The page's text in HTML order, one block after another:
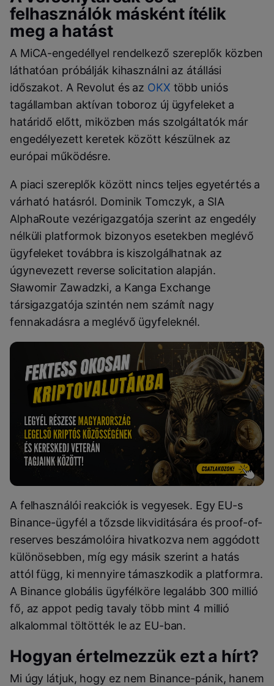
felhasználók másként ítélik
meg a hatást
A MiCA-engedéllyel rendelkező szereplők közben
láthatóan próbálják kihasználni az átállási
időszakot. A Revolut és az OKX több uniós
tagállamban aktívan toboroz új ügyfeleket a
határidő előtt, miközben más szolgáltatók már
engedélyezett keretek között készülnek az
európai működésre.
A piaci szereplők között nincs teljes egyetértés a
várható hatásról. Dominik Tomczyk, a SIA
AlphaRoute vezérigazgatója szerint az engedély
nélküli platformok bizonyos esetekben meglévő
ügyfeleket továbbra is kiszolgálhatnak az
úgynevezett reverse solicitation alapján.
Sławomir Zawadzki, a Kanga Exchange
társigazgatója szintén nem számít nagy
fennakadásra a meglévő ügyfeleknél.
A felhasználói reakciók is vegyesek. Egy EU-s
Binance-ügyfél a tőzsde likviditására és proof-of-
reserves beszámolóira hivatkozva nem aggódott
különösebben, míg egy másik szerint a hatás
attól függ, ki mennyire támaszkodik a platformra.
A Binance globális ügyfélköre legalább 300 millió
fő, az appot pedig tavaly több mint 4 millió
alkalommal töltötték le az EU-ban.
Hogyan értelmezzük ezt a hírt?
Mi úgy látjuk, hogy ez nem Binance-pánik, hanem